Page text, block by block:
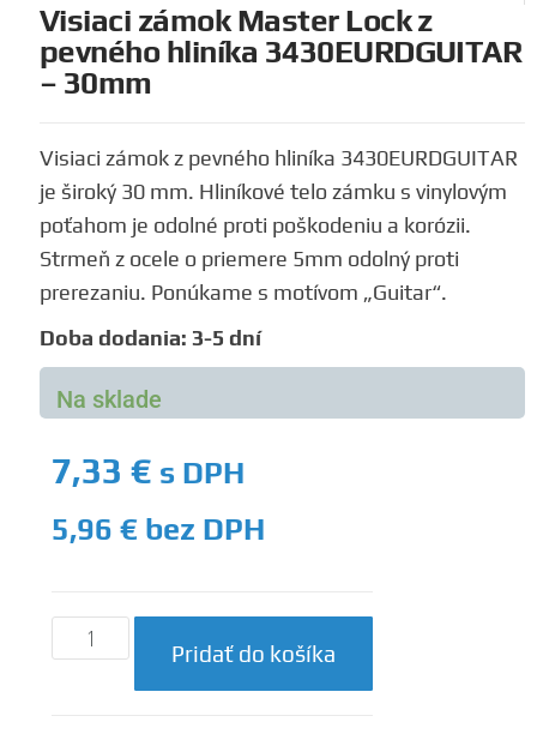
Visiaci zámok Master Lock z
pevného hliníka 3430EURDGUITAR
– 30mm
Visiaci zámok z pevného hliníka 3430EURDGUITAR
je široký 30 mm. Hliníkové telo zámku s vinylovým
poťahom je odolné proti poškodeniu a korózii.
Strmeň z ocele o priemere 5mm odolný proti
prerezaniu. Ponúkame s motívom „Guitar“.
Doba dodania: 3-5 dní
Na sklade
7,33 € s DPH
5,96 € bez DPH
Pridať do košíka